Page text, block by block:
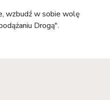
wzbudź w sobie wolę
Drogą".